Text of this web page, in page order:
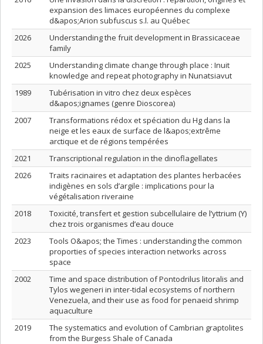
expansion des limaces européennes du complexe
d&apos;Arion subfuscus s.l. au Québec
2026
Understanding the fruit development in Brassicaceae
family
2025
Understanding climate change through place : Inuit
knowledge and repeat photography in Nunatsiavut
1989
Tubérisation in vitro chez deux espèces
d&apos;ignames (genre Dioscorea)
2007
Transformations rédox et spéciation du Hg dans la
neige et les eaux de surface de l&apos;extrême
arctique et de régions tempérées
2021
Transcriptional regulation in the dinoflagellates
2026
Traits racinaires et adaptation des plantes herbacées
indigènes en sols d’argile : implications pour la
végétalisation riveraine
2018
Toxicité, transfert et gestion subcellulaire de l’yttrium (Y)
chez trois organismes d’eau douce
2023
Tools O&apos; the Times : understanding the common
proporties of species interaction networks across
space
2002
Time and space distribution of Pontodrilus litoralis and
Tylos wegeneri in inter-tidal ecosystems of northern
Venezuela, and their use as food for penaeid shrimp
aquaculture
2019
The systematics and evolution of Cambrian graptolites
from the Burgess Shale of Canada